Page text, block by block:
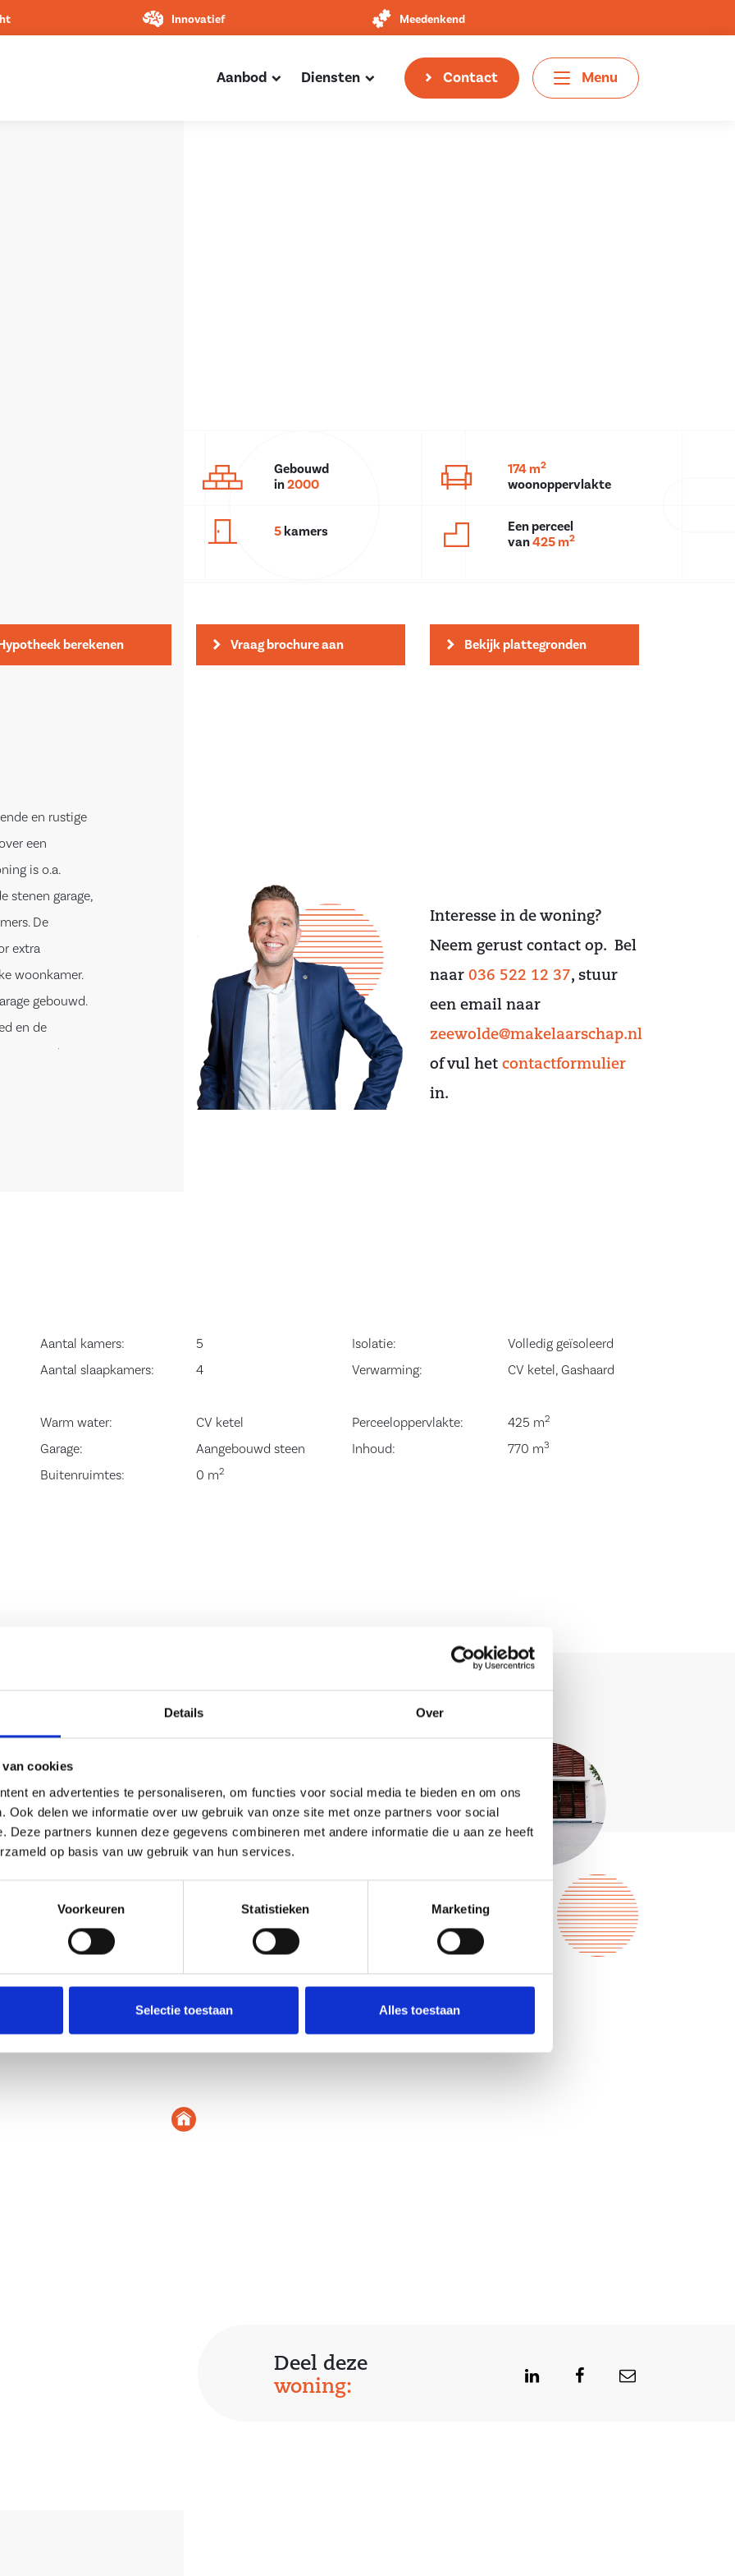
Details Over
van cookies
en advertenties te personaliseren, om functies voor social media te bieden en om ons
Ook delen we informatie over uw gebruik van onze site met onze partners voor social
Deze partners kunnen deze gegevens combineren met andere informatie die u aan ze heeft
op basis van uw gebruik van hun services.
Voorkeuren Statistieken Marketing
Selectie toestaan Alles toestaan
Innovatief Meedenkend
Aanbod Diensten Contact Menu
Gebouwd
in2000
174 m2
woonoppervlakte
5kamers
Een perceel
van425 m2
berekenen Vraag brochure aan Bekijk plattegronden
en rustige
een
is o.a.
stenen garage,
De
extra
woonkamer.
gebouwd.
en de
grond en
De woning
woonkamer
geven
is
spoelbak,
wastafel.
deze
de cv ketel
kunt genieten.
loopdeur. De
Interesse in de woning?
Neem gerust contact op. Bel
naar 036 522 12 37, stuur
een email naar
zeewolde@makelaarschap.nl
of vul het contactformulier
in.
Aantal kamers: 5 Isolatie:
Volledig geïsoleerd
Aantal slaapkamers: 4 Verwarming: CV ketel, Gashaard
Warm water: CV ketel Perceeloppervlakte: 425 m2
Garage: Aangebouwd steen Inhoud: 770 m3
Buitenruimtes: 0 m2
Deel deze
woning: